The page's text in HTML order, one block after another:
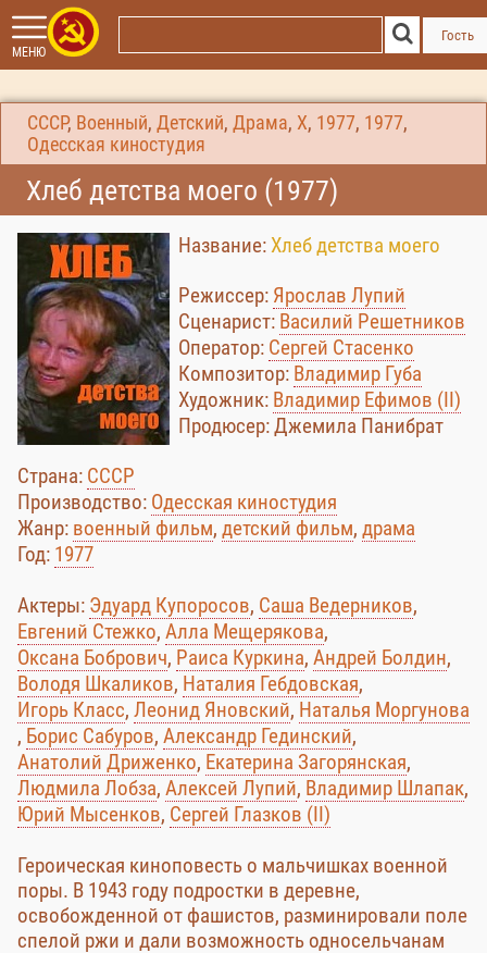
МЕНЮ
Гость
СССР, Военный, Детский, Драма, Х, 1977, 1977,
Одесская киностудия
Хлеб детства моего (1977)
Название:Хлеб детства моего
Режиссер: Ярослав Лупий
Сценарист: Василий Решетников
Оператор: Сергей Стасенко
Композитор: Владимир Губа
Художник: Владимир Ефимов (II)
Продюсер: Джемила Панибрат
Страна: СССР
Производство: Одесская киностудия
Жанр: военный фильм, детский фильм, драма
Год: 1977
Актеры: Эдуард Купоросов, Саша Ведерников,
Евгений Стежко, Алла Мещерякова,
Оксана Бобрович, Раиса Куркина, Андрей Болдин,
Володя Шкаликов, Наталия Гебдовская,
Игорь Класс, Леонид Яновский, Наталья Моргунова
, Борис Сабуров, Александр Гединский,
Анатолий Дриженко, Екатерина Загорянская,
Людмила Лобза, Алексей Лупий, Владимир Шлапак,
Юрий Мысенков, Сергей Глазков (II)
Героическая киноповесть о мальчишках военной
поры. В 1943 году подростки в деревне,
освобожденной от фашистов, разминировали поле
спелой ржи и дали возможность односельчанам